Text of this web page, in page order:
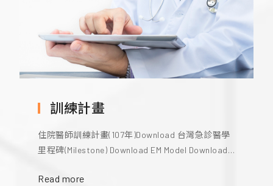
訓練計畫
住院醫師訓練計畫(107年)Download 台灣急診醫學
里程碑(Milestone) Download EM Model Download
科部簡介 國立成功大學醫學院附設醫院急診部成立
Read more